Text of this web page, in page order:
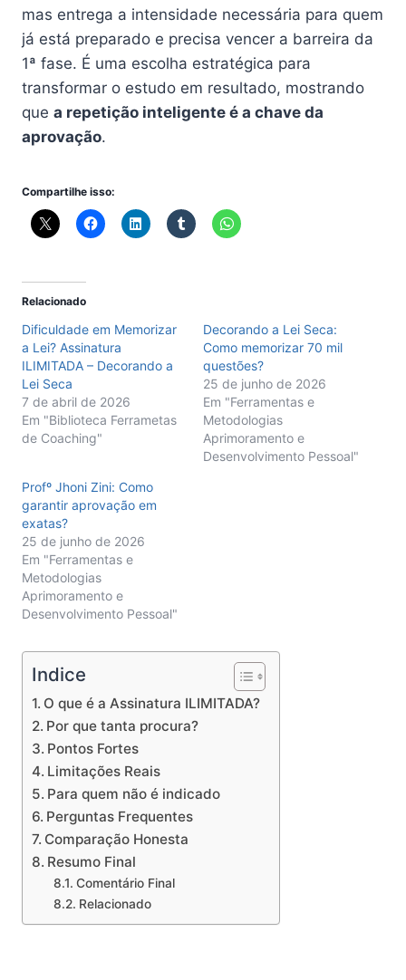
mas entrega a intensidade necessária para quem
já está preparado e precisa vencer a barreira da
1ª fase. É uma escolha estratégica para
transformar o estudo em resultado, mostrando
que a repetição inteligente é a chave da
aprovação.
Compartilhe isso:
Relacionado
Dificuldade em Memorizar
a Lei? Assinatura
ILIMITADA – Decorando a
Lei Seca
7 de abril de 2026
Em "Biblioteca Ferrametas
de Coaching"
Decorando a Lei Seca:
Como memorizar 70 mil
questões?
25 de junho de 2026
Em "Ferramentas e
Metodologias
Aprimoramento e
Desenvolvimento Pessoal"
Profº Jhoni Zini: Como
garantir aprovação em
exatas?
25 de junho de 2026
Em "Ferramentas e
Metodologias
Aprimoramento e
Desenvolvimento Pessoal"
Indice
O que é a Assinatura ILIMITADA?
Por que tanta procura?
Pontos Fortes
Limitações Reais
Para quem não é indicado
Perguntas Frequentes
Comparação Honesta
Resumo Final
Comentário Final
Relacionado